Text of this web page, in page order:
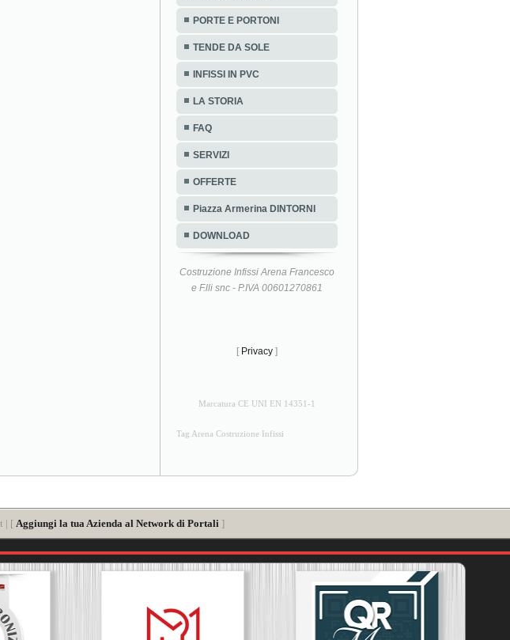
PORTE E PORTONI
TENDE DA SOLE
INFISSI IN PVC
LA STORIA
FAQ
SERVIZI
OFFERTE
Piazza Armerina DINTORNI
DOWNLOAD
Costruzione Infissi Arena Francesco
e F.lli snc - P.IVA 00601270861
[ Privacy ]
Marcatura CE UNI EN 14351-1
Tag Arena Costruzione Infissi
| [ Aggiungi la tua Azienda al Network di Portali ]